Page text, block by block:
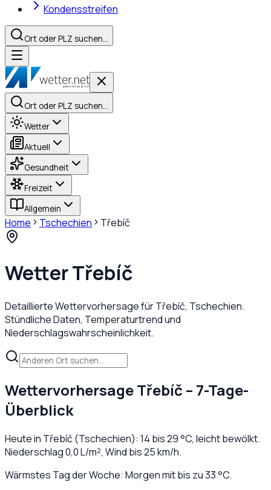
Kondensstreifen
Ort oder PLZ suchen…
Ort oder PLZ suchen…
Wetter
Aktuell
Gesundheit
Freizeit
Allgemein
Home Tschechien Třebíč
WetterTřebíč
Detaillierte Wettervorhersage fürTřebíč, Tschechien.
Stündliche Daten, Temperaturtrend und
Niederschlagswahrscheinlichkeit.
WettervorhersageTřebíč – 7-Tage-
Überblick
Heute in Třebíč(Tschechien): 14 bis29°C, leicht bewölkt.
Niederschlag0,0L/m², Wind bis25km/h.
Wärmstes Tag der Woche: Morgen mit bis zu 33 °C.